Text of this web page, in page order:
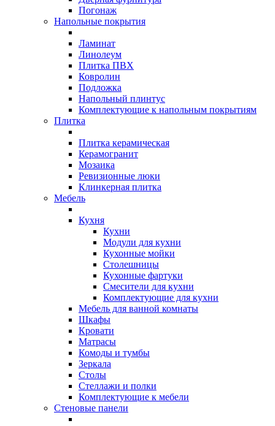
Погонаж
Напольные покрытия
Ламинат
Линолеум
Плитка ПВХ
Ковролин
Подложка
Напольный плинтус
Комплектующие к напольным покрытиям
Плитка
Плитка керамическая
Керамогранит
Мозаика
Ревизионные люки
Клинкерная плитка
Мебель
Кухня
Кухни
Модули для кухни
Кухонные мойки
Столешницы
Кухонные фартуки
Смесители для кухни
Комплектующие для кухни
Мебель для ванной комнаты
Шкафы
Кровати
Матрасы
Комоды и тумбы
Зеркала
Столы
Стеллажи и полки
Комплектующие к мебели
Стеновые панели